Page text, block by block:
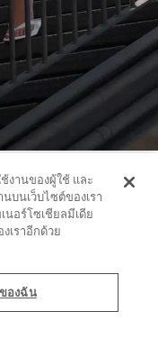
กางเกงขายาว
งานของผู้ใช้ และ
บนเว็บไซต์ของเรา
นอร์โซเชียลมีเดีย
เราอีกด้วย
องฉัน